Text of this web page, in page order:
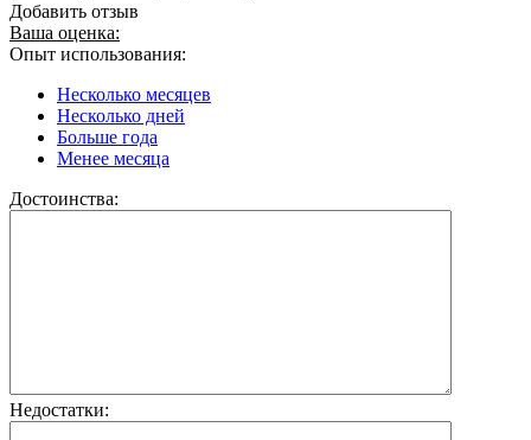
Добавить отзыв
Ваша оценка:
Опыт использования:
Несколько месяцев
Несколько дней
Больше года
Менее месяца
Достоинства:
Недостатки: